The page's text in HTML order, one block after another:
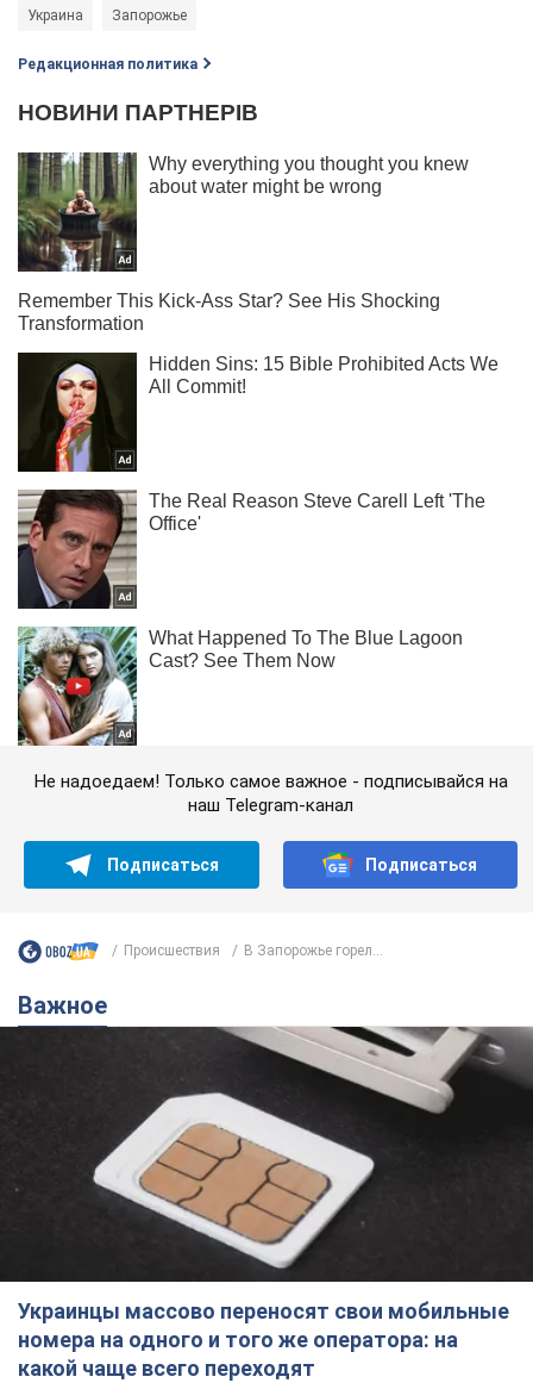
Украина Запорожье
Редакционная политика
Не надоедаем! Только самое важное - подписывайся на
наш Telegram-канал
Подписаться Подписаться
Происшествия В Запорожье горел...
Важное
Украинцы массово переносят свои мобильные
номера на одного и того же оператора: на
какой чаще всего переходят